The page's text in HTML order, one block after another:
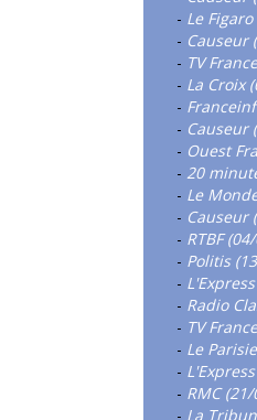
- Le
- Causeur
- TV
- La Croix
-
- Causeur
- Ouest
- 20
- Le
- Causeur
- RTBF
- Politis
-
- Radio
- TV
- Le
-
- RMC
- La